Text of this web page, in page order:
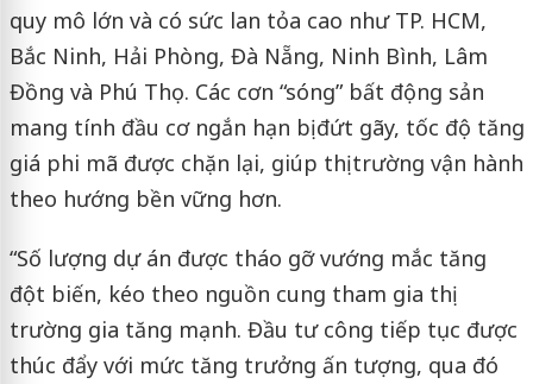
quy mô lớn và có sức lan tỏa cao như TP. HCM,
Bắc Ninh, Hải Phòng, Đà Nẵng, Ninh Bình, Lâm
Đồng và Phú Thọ. Các cơn “sóng” bất động sản
mang tính đầu cơ ngắn hạn bị đứt gãy, tốc độ tăng
giá phi mã được chặn lại, giúp thị trường vận hành
theo hướng bền vững hơn.
“Số lượng dự án được tháo gỡ vướng mắc tăng
đột biến, kéo theo nguồn cung tham gia thị
trường gia tăng mạnh. Đầu tư công tiếp tục được
thúc đẩy với mức tăng trưởng ấn tượng, qua đó